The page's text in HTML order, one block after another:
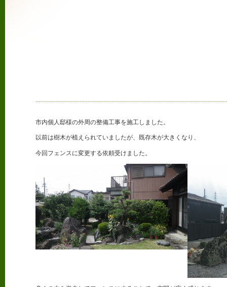
市内個人邸様の外周の整備工事を施工しました。
以前は樹木が植えられていましたが、既存木が大きくなり、
今回フェンスに変更する依頼受けました。